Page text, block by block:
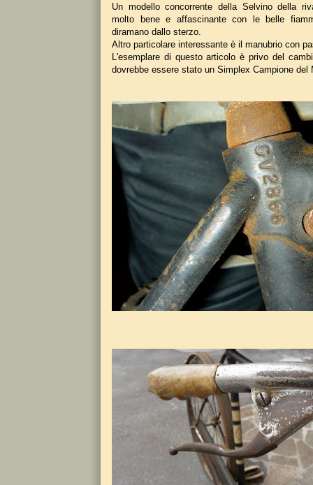
Un modello concorrente della Selvino della
molto bene e affascinante con le belle
diramano dallo sterzo.
Altro particolare interessante è il manubrio con
L'esemplare di questo articolo è privo del
dovrebbe essere stato un Simplex Campione del